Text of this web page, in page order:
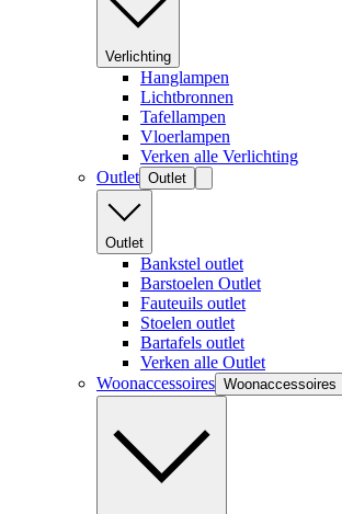
Verlichting
Hanglampen
Lichtbronnen
Tafellampen
Vloerlampen
Verken alle Verlichting
Outlet Outlet
Outlet
Bankstel outlet
Barstoelen Outlet
Fauteuils outlet
Stoelen outlet
Bartafels outlet
Verken alle Outlet
Woonaccessoires Woonaccessoires